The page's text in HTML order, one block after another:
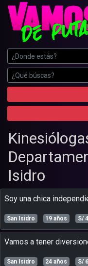
Isidro
soy una chica
San Isidro 19 años S/
vamos a tener
San Isidro 24 años S/